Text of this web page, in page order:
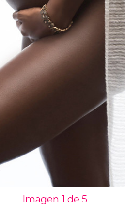
Imagen 1 de 5